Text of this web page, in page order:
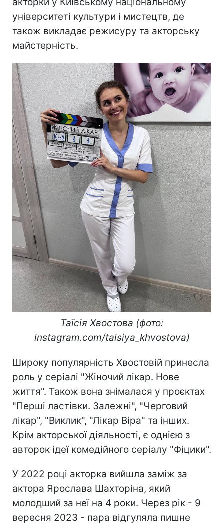
університеті культури і мистецтв, де
також викладає режисуру та акторську
майстерність.
Таїсія Хвостова (фото:
instagram.com/taisiya_khvostova)
Широку популярність Хвостовій принесла
роль у серіалі "Жіночий лікар. Нове
життя". Також вона знімалася у проєктах
"Перші ластівки. Залежні", "Черговий
лікар", "Виклик", "Лікар Віра" та інших.
Крім акторської діяльності, є однією з
авторок ідеї комедійного серіалу "Фіцики".
У 2022 році акторка вийшла заміж за
актора Ярослава Шахторіна, який
молодший за неї на 4 роки. Через рік - 9
вересня 2023 - пара відгуляла пишне